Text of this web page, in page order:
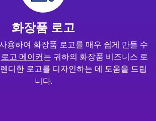
화장품 로고
용하여 화장품 로고를 매우 쉽게 만들 수
로고 메이커는 귀하의 화장품 비즈니스 로
디한 로고를 디자인하는 데 도움을 드립
니다.